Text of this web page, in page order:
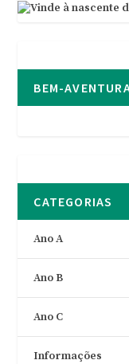
BEM-
CATEGORIAS
Ano A
Ano B
Ano C
Informações